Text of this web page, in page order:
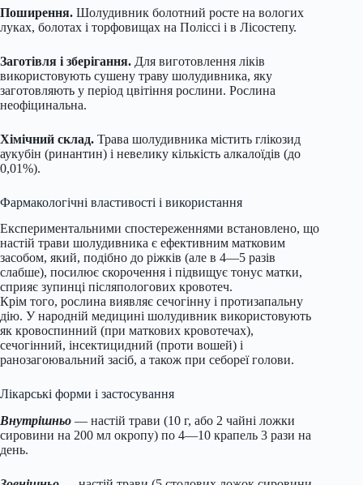
Поширення. Шолудивник болотний росте на вологих
луках, болотах і торфовищах на Поліссі і в Лісостепу.
Заготівля і зберігання. Для виготовлення ліків
використовують сушену траву шолудивника, яку
заготовляють у період цвітіння рослини. Рослина
неофіцинальна.
Хімічний склад. Трава шолудивника містить глікозид
аукубін (ринантин) і невелику кількість алкалоїдів (до
0,01%).
Фармакологічні властивості і використання
Експериментальними спостереженнями встановлено, що
настій трави шолудивника є ефективним матковим
засобом, який, подібно до ріжків (але в 4—5 разів
слабше), посилює скорочення і підвищує тонус матки,
сприяє зупинці післяпологових кровотеч.
Крім того, рослина виявляє сечогінну і протизапальну
дію. У народній медицині шолудивник використовують
як кровоспинний (при маткових кровотечах),
сечогінний, інсектицидний (проти вошей) і
ранозагоювальний засіб, а також при себореї голови.
Лікарські форми і застосування
Внутрішньо — настій трави (10 г, або 2 чайні ложки
сировини на 200 мл окропу) по 4—10 крапель 3 рази на
день.